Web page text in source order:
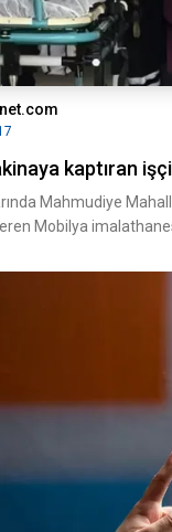
kaptıran
Mahmudiye
Mobilya